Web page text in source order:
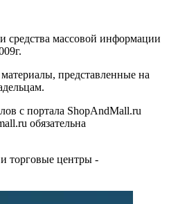
средства массовой информации
представленные на
с портала ShopAndMall.ru
обязательна
торговые центры -